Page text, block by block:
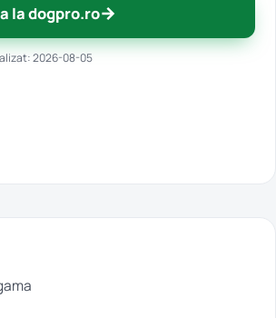
la dogpro.ro→
2026-08-05